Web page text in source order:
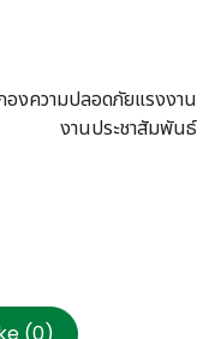
องความปลอดภัยแรงงาน
งานประชาสัมพันธ์
(0)